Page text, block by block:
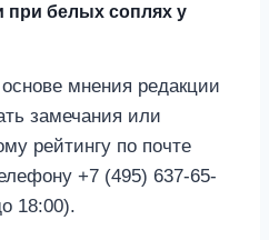
при белых соплях у
мнения редакции
замечания или
рейтингу по почте
+7 (495) 637-65-
18:00).